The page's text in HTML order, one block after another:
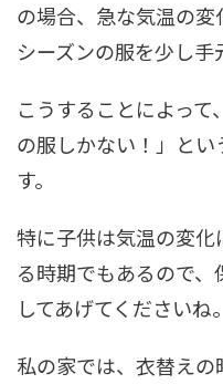
の場合、急な気温の
シーズンの服を少し手
こうすることによっ
の服しかない！」と
す。
特に子供は気温の変
る時期でもあるので
してあげてくださいね。
私の家では、衣替え